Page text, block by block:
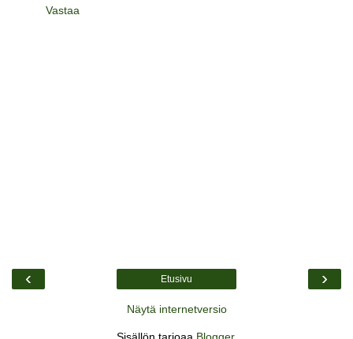
Vastaa
‹ ›
Etusivu
Näytä internetversio